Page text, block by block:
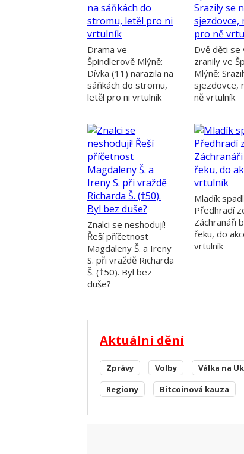
Drama ve
Špindlerově Mlýně:
Dívka (11) narazila na
sáňkách do stromu,
letěl pro ni vrtulník
Dvě děti se
zranily ve
Mlýně:
sjezdovce,
ně vrtulník
Znalci se neshodují!
Řeší příčetnost
Magdaleny Š. a Ireny
S. při vraždě Richarda
Š. (†50). Byl bez
duše?
Mladík
Předhradí
Záchranáři
řeku, do
vrtulník
Aktuální dění
Zprávy Volby Válka na
Regiony
Bitcoinová kauza